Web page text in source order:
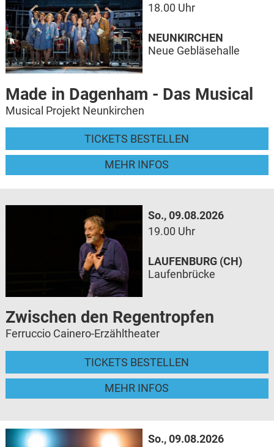
18.00 Uhr
Made in Dagenham - Das Musical
Musical Projekt Neunkirchen
TICKETS BESTELLEN
MEHR INFOS
NEUNKIRCHEN
Neue Gebläsehalle
So., 09.08.2026
19.00 Uhr
Zwischen den Regentropfen
Ferruccio Cainero-Erzähltheater
TICKETS BESTELLEN
MEHR INFOS
LAUFENBURG (CH)
Laufenbrücke
So., 09.08.2026